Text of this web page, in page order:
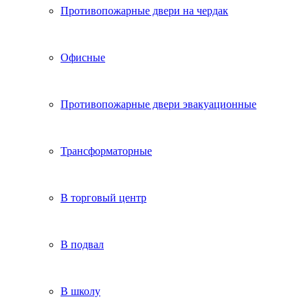
Противопожарные двери на чердак
Офисные
Противопожарные двери эвакуационные
Трансформаторные
В торговый центр
В подвал
В школу